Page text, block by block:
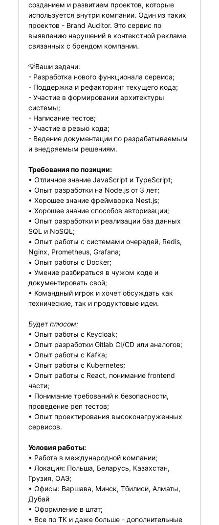
созданием и развитием проектов, которые
используется внутри компании. Один из таких
проектов - Brand Auditor. Это сервис по
выявлению нарушений в контекстной рекламе
связанных с брендом компании.
💡Ваши задачи:
- Разработка нового функционала сервиса;
- Поддержка и рефакторинг текущего кода;
- Участие в формировании архитектуры
системы;
- Написание тестов;
- Участие в ревью кода;
- Ведение документации по разрабатываемым
и внедряемым решениям.
Требования по позиции:
• Отличное знание JavaScript и TypeScript;
• Опыт разработки на Node.js от 3 лет;
• Хорошее знание фреймворка Nest.js;
• Хорошее знание способов авторизации;
• Опыт разработки и реализации баз данных
SQL и NoSQL;
• Опыт работы с системами очередей, Redis,
Nginx, Prometheus, Grafana;
• Опыт работы с Docker;
• Умение разбираться в чужом коде и
документировать свой;
• Командный игрок и хочет обсуждать как
технические, так и продуктовые идеи.
Будет плюсом:
• Опыт работы с Keycloak;
• Опыт разработки Gitlab CI/СD или аналогов;
• Опыт работы с Kafka;
• Опыт работы с Kubernetes;
• Опыт работы с React, понимание frontend
части;
• Понимание требований к безопасности,
проведение pen тестов;
• Опыт проектирования высоконагруженных
сервисов.
Условия работы:
• Работа в международной компании;
• Локация: Польша, Беларусь, Казахстан,
Грузия, ОАЭ;
• Офисы: Варшава, Минск, Тбилиси, Алматы,
Дубай
• Оформление в штат;
• Все по ТК и даже больше - дополнительные